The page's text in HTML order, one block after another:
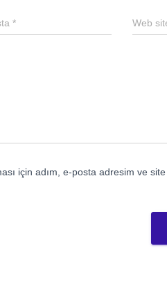
* Web
için adım, e-posta adresim ve